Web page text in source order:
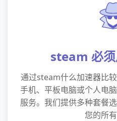
steam 必
通过steam什么加速器比
手机、平板电脑或个人电
服务。我们提供多种套餐
您的所有